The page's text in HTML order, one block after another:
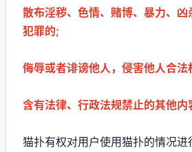
散布淫秽、色情、赌博、暴力、
犯罪的;
侮辱或者诽谤他人，侵害他人合法
含有法律、行政法规禁止的其他内
猫扑有权对用户使用猫扑的情况进